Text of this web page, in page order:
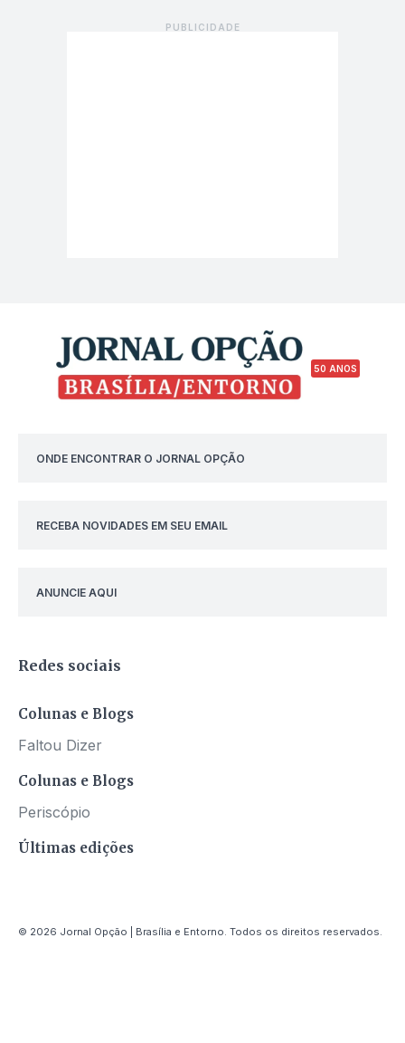
50 ANOS
ONDE ENCONTRAR O JORNAL OPÇÃO
RECEBA NOVIDADES EM SEU EMAIL
ANUNCIE AQUI
Redes sociais
Colunas e Blogs
Faltou Dizer
Colunas e Blogs
Periscópio
Últimas edições
© 2026 Jornal Opção | Brasília e Entorno. Todos os direitos reservados.